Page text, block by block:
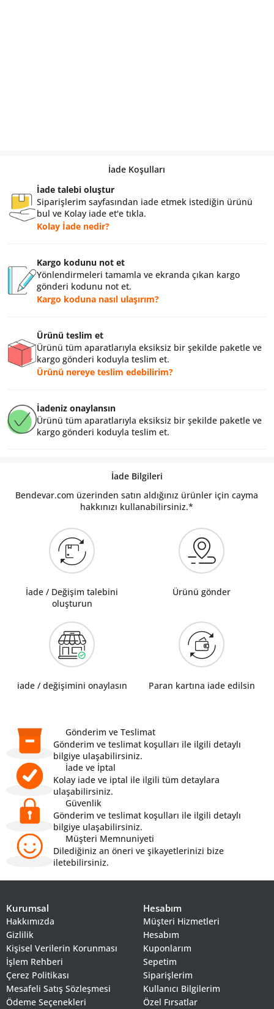
İade Koşulları
İade talebi oluştur
Siparişlerim sayfasından iade etmek istediğin ürünü
bul ve Kolay iade et'e tıkla.
Kolay İade nedir?
Kargo kodunu not et
Yönlendirmeleri tamamla ve ekranda çıkan kargo
gönderi kodunu not et.
Kargo koduna nasıl ulaşırım?
Ürünü teslim et
Ürünü tüm aparatlarıyla eksiksiz bir şekilde paketle ve
kargo gönderi koduyla teslim et.
Ürünü nereye teslim edebilirim?
İadeniz onaylansın
Ürünü tüm aparatlarıyla eksiksiz bir şekilde paketle ve
kargo gönderi koduyla teslim et.
İade Bilgileri
Bendevar.com üzerinden satın aldığınız ürünler için cayma
hakkınızı kullanabilirsiniz.*
İade / Değişim talebini
oluşturun
Ürünü gönder
iade / değişimini onaylasın Paran kartına iade edilsin
Gönderim ve Teslimat
Gönderim ve teslimat koşulları ile ilgili detaylı
bilgiye ulaşabilirsiniz.
İade ve İptal
Kolay iade ve iptal ile ilgili tüm detaylara
ulaşabilirsiniz.
Güvenlik
Gönderim ve teslimat koşulları ile ilgili detaylı
bilgiye ulaşabilirsiniz.
Müşteri Memnuniyeti
Dilediğiniz an öneri ve şikayetlerinizi bize
iletebilirsiniz.
Kurumsal
Hakkımızda
Gizlilik
Kişisel Verilerin Korunması
İşlem Rehberi
Çerez Politikası
Mesafeli Satış Sözleşmesi
Ödeme Seçenekleri
Hesabım
Müşteri Hizmetleri
Hesabım
Kuponlarım
Sepetim
Siparişlerim
Kullanıcı Bilgilerim
Özel Fırsatlar